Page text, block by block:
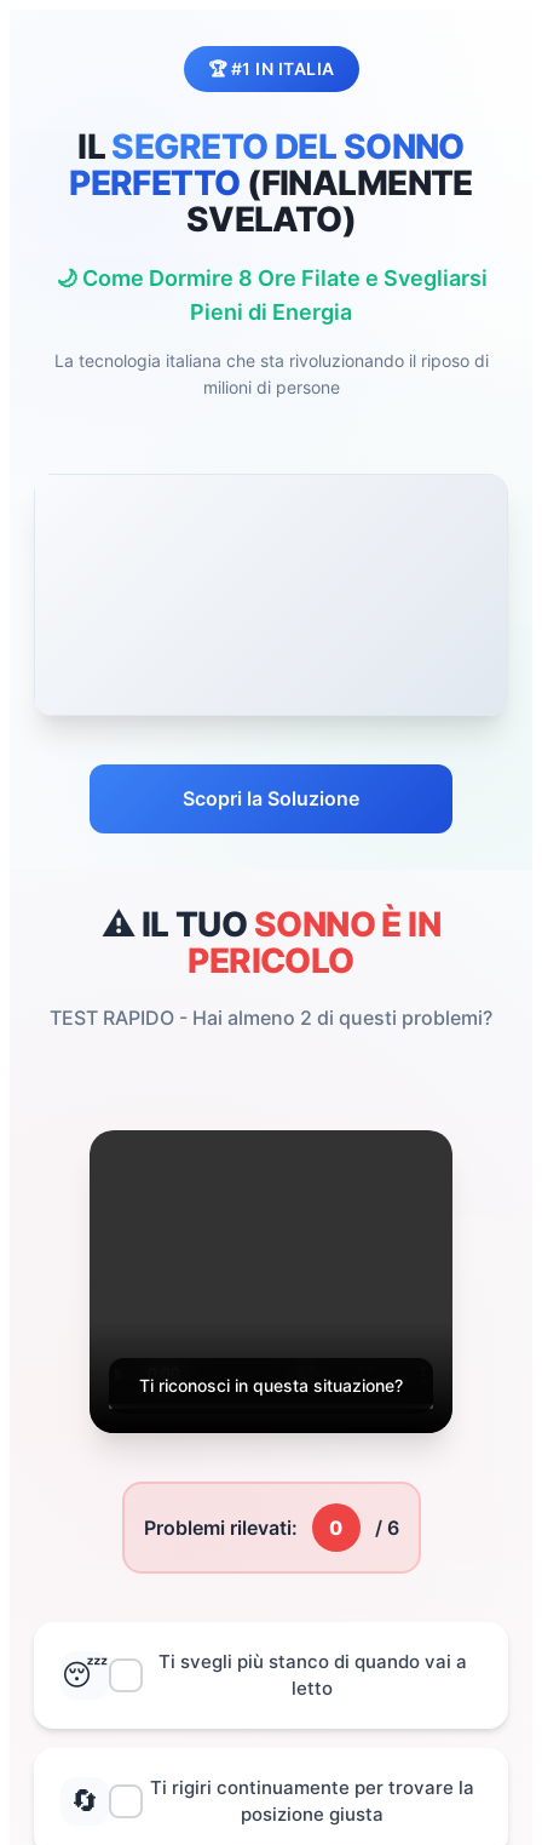
🏆 #1 IN ITALIA
ILSEGRETO DEL SONNO
PERFETTO (FINALMENTE
SVELATO)
🌙 Come Dormire 8 Ore Filate e Svegliarsi
Pieni di Energia
La tecnologia italiana che sta rivoluzionando il riposo di
milioni di persone
Scopri la Soluzione
⚠️ IL TUO SONNO È IN
PERICOLO
TEST RAPIDO - Hai almeno 2 di questi problemi?
Ti riconosci in questa situazione?
Problemi rilevati: 0 / 6
😴
Ti svegli più stanco di quando vai a
letto
🔄
Ti rigiri continuamente per trovare la
posizione giusta